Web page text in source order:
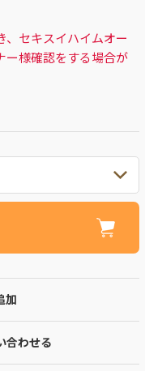
、セキスイハイムオー
ー様確認をする場合が
加
合わせる